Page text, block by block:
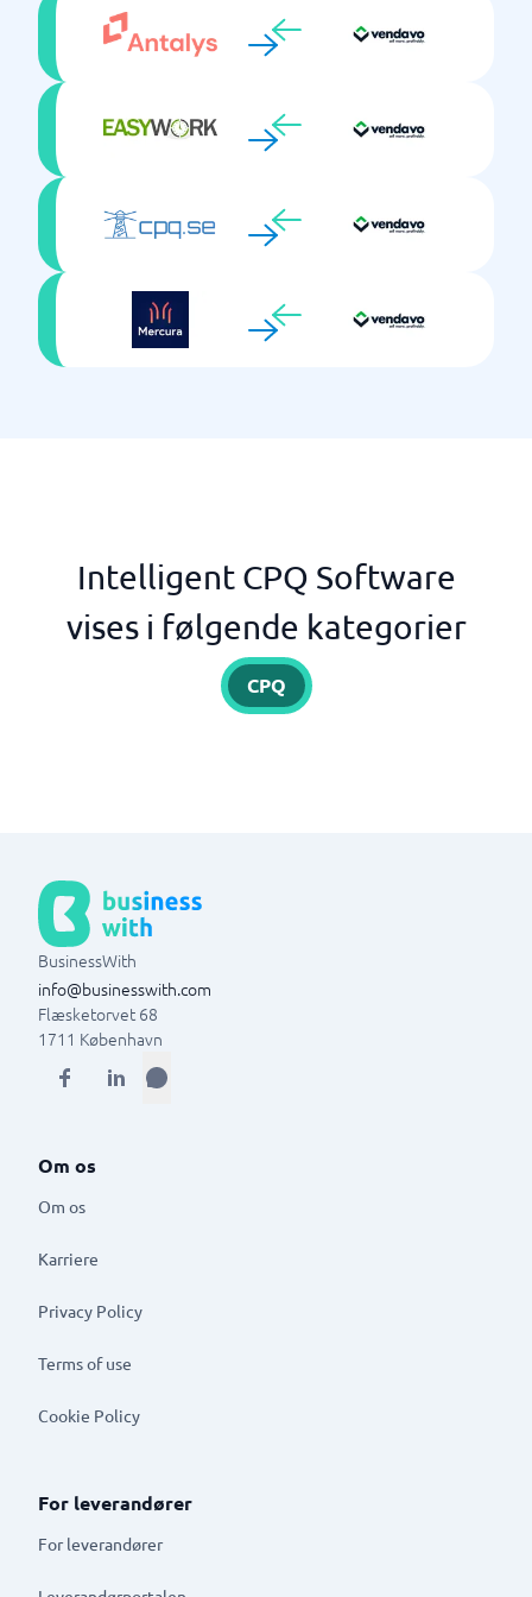
Intelligent CPQ Software
vises i følgende kategorier
CPQ
BusinessWith
info@businesswith.com
Flæsketorvet 68
1711 København
Om os
Om os
Karriere
Privacy Policy
Terms of use
Cookie Policy
For leverandører
For leverandører